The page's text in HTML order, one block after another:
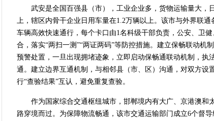
武安是全国百强县（市），工业企业多，货物运输量大，
上，辖区内骨干企业日用车量在1.2万辆以上。该市与外界联
车辆高效快速通行，每个卡口由1名科级干部负责，公安、卫
合，落实“两扫一测”“两证两码”等防控措施。建立保畅联动机
预警处置，一旦出现拥堵迹象，立即启动保畅通联动机制，执
通。建立边界互通机制，与相邻县（市、区）沟通，对双方设
行“查验结果”互认，避免重复查验。
作为国家综合交通枢纽城市，邯郸境内有大广、京港澳和
路穿境而过。为保障物流畅通，该市交通运输部门成立6个督